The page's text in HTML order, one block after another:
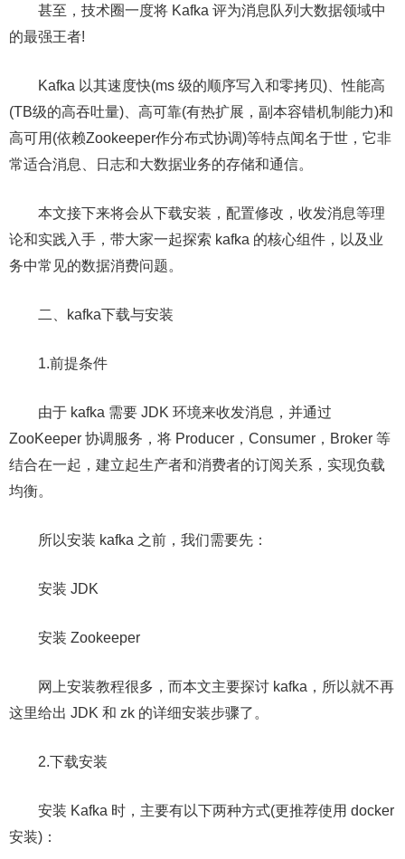
甚至，技术圈一度将 Kafka 评为消息队列大数据领域中
的最强王者!
Kafka 以其速度快(ms 级的顺序写入和零拷贝)、性能高
(TB级的高吞吐量)、高可靠(有热扩展，副本容错机制能力)和
高可用(依赖Zookeeper作分布式协调)等特点闻名于世，它非
常适合消息、日志和大数据业务的存储和通信。
本文接下来将会从下载安装，配置修改，收发消息等理
论和实践入手，带大家一起探索 kafka 的核心组件，以及业
务中常见的数据消费问题。
二、kafka下载与安装
1.前提条件
由于 kafka 需要 JDK 环境来收发消息，并通过
ZooKeeper 协调服务，将 Producer，Consumer，Broker 等
结合在一起，建立起生产者和消费者的订阅关系，实现负载
均衡。
所以安装 kafka 之前，我们需要先：
安装 JDK
安装 Zookeeper
网上安装教程很多，而本文主要探讨 kafka，所以就不再
这里给出 JDK 和 zk 的详细安装步骤了。
2.下载安装
安装 Kafka 时，主要有以下两种方式(更推荐使用 docker
安装)：